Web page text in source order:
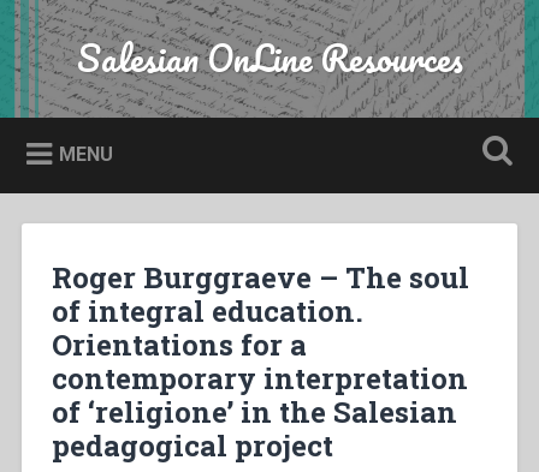
Skip
to
content
Search Salesian OnLine Resources
MENU
Roger Burggraeve – The soul
of integral education.
Orientations for a
contemporary interpretation
of ‘religione’ in the Salesian
pedagogical project